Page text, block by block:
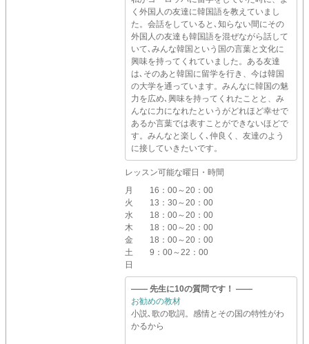
く外国人の友達に韓国語を教えていまし
た。会話をしていると､知らない間にその
外国人の友達も韓国語を混ぜながら話して
いて､みんな韓国という国の言葉と文化に
興味を持ってくれていました。ある友達
は､そのあと韓国に留学を行き、今は韓国
の大学を通っています。みんなに韓国の魅
力を広め､興味を持ってくれたことと、み
んなに力になれたというがどれほど幸せで
あるか言葉では表すことができないほどで
す。みんなと楽しく､仲良く、友達のよう
に接していきたいです。
レッスン可能な曜日・時間
月
16：00～20：00
火
13：30～20：00
水
18：00～20：00
木
18：00～20：00
金
18：00～20：00
土
9：00～22：00
日
―― 先生に10の質問です！ ――
お勧めの教材
小説､歌の歌詞。感情とその国の特性がわ
かるから